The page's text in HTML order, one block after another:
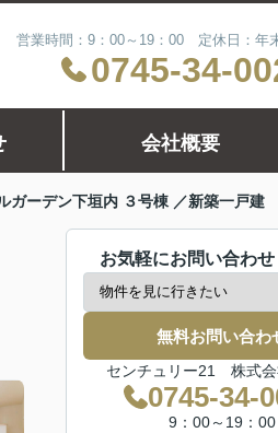
営業時間：9：00～19：00 定休日：年
0745-34-
会社概要
ガーデン下垣内 ３号棟 ／新築一戸建
お気軽にお問い合わ
無料お問い合わ
センチュリー21 株式会
0745-34-
9：00～19：00